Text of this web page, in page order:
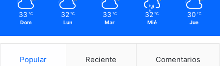
33 ℃
Dom
32 ℃
Lun
33 ℃
Mar
32 ℃
Mié
30 ℃
Jue
Popular Reciente Comentarios